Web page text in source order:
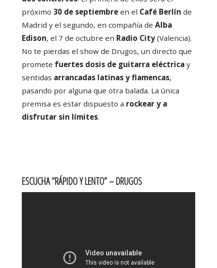
próximo 30 de septiembreen el Café Berlín de
Madrid y el segundo, en compañía de Alba
Edison, el 7 de octubre en Radio City(Valencia).
No te pierdas el show de Drugos, un directo que
promete fuertes dosis de guitarra eléctricay
sentidas arrancadas latinas y flamencas,
pasando por alguna que otra balada. La única
premisa es estar dispuesto a rockear y a
disfrutar sin límites.
ESCUCHA “RÁPIDO Y LENTO” – DRUGOS